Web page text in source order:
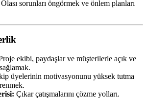
Olası sorunları öngörmek ve önlem planları
ekibi, paydaşlar ve müşterilerle açık ve
üyelerinin motivasyonunu yüksek tutma
Çıkar çatışmalarını çözme yolları.